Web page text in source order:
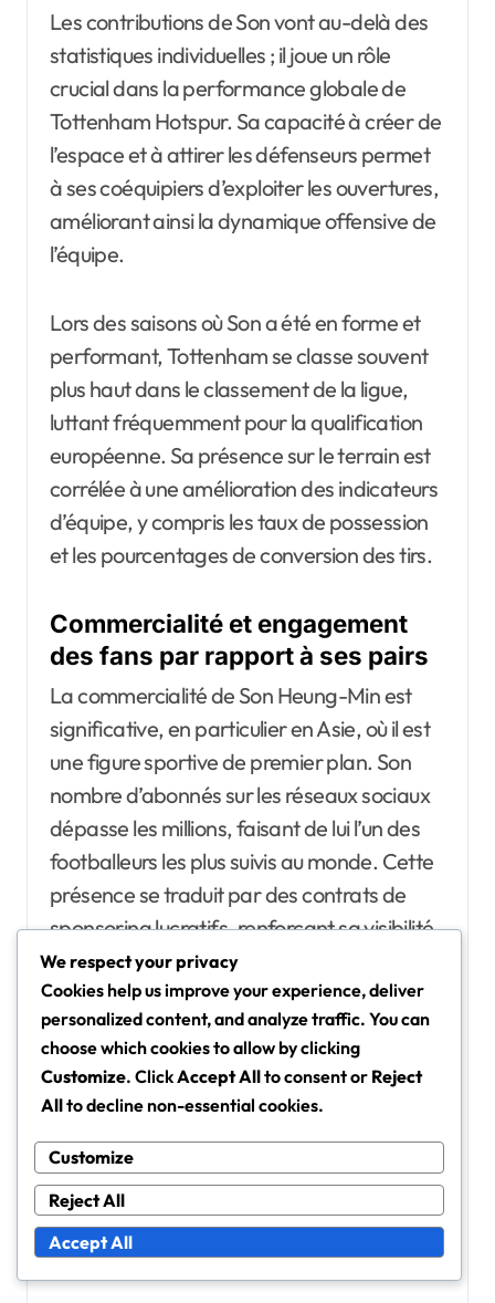
Les contributions de Son vont au-delà des
statistiques individuelles ; il joue un rôle
crucial dans la performance globale de
Tottenham Hotspur. Sa capacité à créer de
l’espace et à attirer les défenseurs permet
à ses coéquipiers d’exploiter les ouvertures,
améliorant ainsi la dynamique offensive de
l’équipe.
Lors des saisons où Son a été en forme et
performant, Tottenham se classe souvent
plus haut dans le classement de la ligue,
luttant fréquemment pour la qualification
européenne. Sa présence sur le terrain est
corrélée à une amélioration des indicateurs
d’équipe, y compris les taux de possession
et les pourcentages de conversion des tirs.
Commercialité et engagement
des fans par rapport à ses pairs
La commercialité de Son Heung-Min est
significative, en particulier en Asie, où il est
une figure sportive de premier plan. Son
nombre d’abonnés sur les réseaux sociaux
dépasse les millions, faisant de lui l’un des
footballeurs les plus suivis au monde. Cette
présence se traduit par des contrats de
sponsoring lucratifs, renforçant sa visibilité
et son attrait de marque.
Les indicateurs d’engagement des fans
montrent que Son attire constamment une
forte affluence lors des matchs et génère
Sa popularité se reflète dans le nombre de
maillots vendus, se classant souvent parmi
les meilleurs joueurs de la ligue.
We respect your privacy
Cookies help us improve your experience, deliver
personalized content, and analyze traffic. You can
choose which cookies to allow by clicking
Customize. ClickAccept Allto consent or Reject
Allto decline non-essential cookies.
Customize
Reject All
Accept All